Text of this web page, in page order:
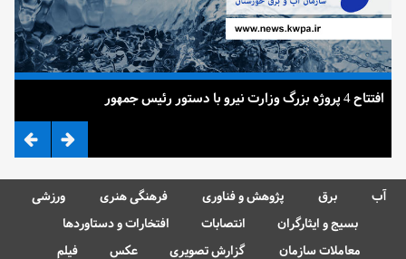
افتتاح 4 پروژه بزرگ وزارت نیرو با دستور رئیس جمهور
آب برق پژوهش و فناوری فرهنگی هنری
ورزشی
بسیج و ایثارگران
انتصابات
افتخارات و دستاوردها
معاملات سازمان
گزارش تصویری عکس فیلم